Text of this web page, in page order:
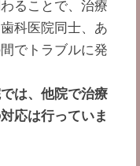
ることで、治療
科医院同士、あ
でトラブルに発
は、他院で治療
応は行っていま